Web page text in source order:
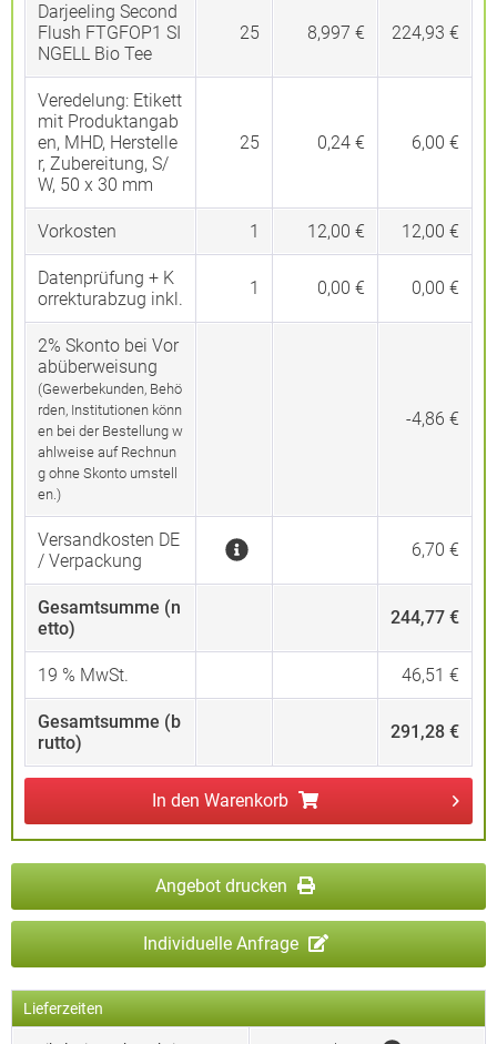
Darjeeling Second
Flush FTGFOP1 SI
NGELL Bio Tee
25 8,997 € 224,93 €
Veredelung: Etikett
mit Produktangab
en, MHD, Herstelle
r, Zubereitung, S/
W, 50 x 30 mm
25 0,24 € 6,00 €
Vorkosten 1 12,00 € 12,00 €
Datenprüfung + K
orrekturabzug inkl.
1 0,00 € 0,00 €
2% Skonto bei Vor
abüberweisung
(Gewerbekunden, Behö
rden, Institutionen könn
en bei der Bestellung w
ahlweise auf Rechnun
g ohne Skonto umstell
en.)
-4,86 €
Versandkosten DE
/ Verpackung
6,70 €
Gesamtsumme (n
etto)
244,77 €
19 % MwSt. 46,51 €
Gesamtsumme (b
rutto)
291,28 €
In den Warenkorb
Angebot drucken
Individuelle Anfrage
Lieferzeiten